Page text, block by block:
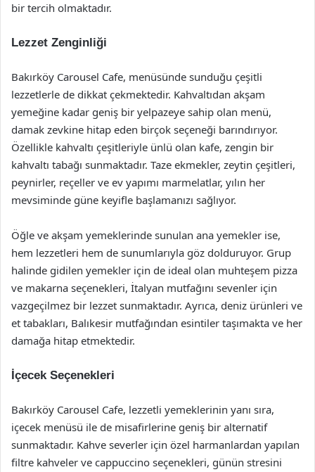
bir tercih olmaktadır.
Lezzet Zenginliği
Bakırköy Carousel Cafe, menüsünde sunduğu çeşitli
lezzetlerle de dikkat çekmektedir. Kahvaltıdan akşam
yemeğine kadar geniş bir yelpazeye sahip olan menü,
damak zevkine hitap eden birçok seçeneği barındırıyor.
Özellikle kahvaltı çeşitleriyle ünlü olan kafe, zengin bir
kahvaltı tabağı sunmaktadır. Taze ekmekler, zeytin çeşitleri,
peynirler, reçeller ve ev yapımı marmelatlar, yılın her
mevsiminde güne keyifle başlamanızı sağlıyor.
Öğle ve akşam yemeklerinde sunulan ana yemekler ise,
hem lezzetleri hem de sunumlarıyla göz dolduruyor. Grup
halinde gidilen yemekler için de ideal olan muhteşem pizza
ve makarna seçenekleri, İtalyan mutfağını sevenler için
vazgeçilmez bir lezzet sunmaktadır. Ayrıca, deniz ürünleri ve
et tabakları, Balıkesir mutfağından esintiler taşımakta ve her
damağa hitap etmektedir.
İçecek Seçenekleri
Bakırköy Carousel Cafe, lezzetli yemeklerinin yanı sıra,
içecek menüsü ile de misafirlerine geniş bir alternatif
sunmaktadır. Kahve severler için özel harmanlardan yapılan
filtre kahveler ve cappuccino seçenekleri, günün stresini